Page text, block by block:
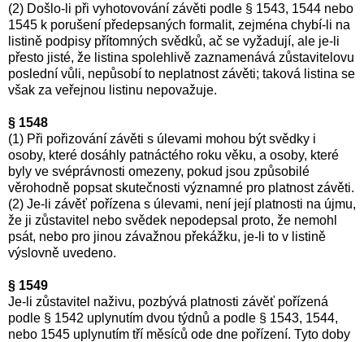
(2) Došlo-li při vyhotovování závěti podle § 1543, 1544 nebo
1545 k porušení předepsaných formalit, zejména chybí-li na
listině podpisy přítomných svědků, ač se vyžadují, ale je-li
přesto jisté, že listina spolehlivě zaznamenává zůstavitelovu
poslední vůli, nepůsobí to neplatnost závěti; taková listina se
však za veřejnou listinu nepovažuje.
§ 1548
(1) Při pořizování závěti s úlevami mohou být svědky i
osoby, které dosáhly patnáctého roku věku, a osoby, které
byly ve svéprávnosti omezeny, pokud jsou způsobilé
věrohodně popsat skutečnosti významné pro platnost závěti.
(2) Je-li závěť pořízena s úlevami, není její platnosti na újmu,
že ji zůstavitel nebo svědek nepodepsal proto, že nemohl
psát, nebo pro jinou závažnou překážku, je-li to v listině
výslovně uvedeno.
§ 1549
Je-li zůstavitel naživu, pozbývá platnosti závěť pořízená
podle § 1542 uplynutím dvou týdnů a podle § 1543, 1544,
nebo 1545 uplynutím tří měsíců ode dne pořízení. Tyto doby